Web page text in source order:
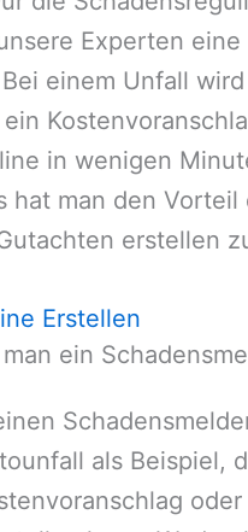
Experten eine
einem Unfall
in wenigen
hat man den Vorteil
erstellen
Erstellen
ein
als Beispiel,